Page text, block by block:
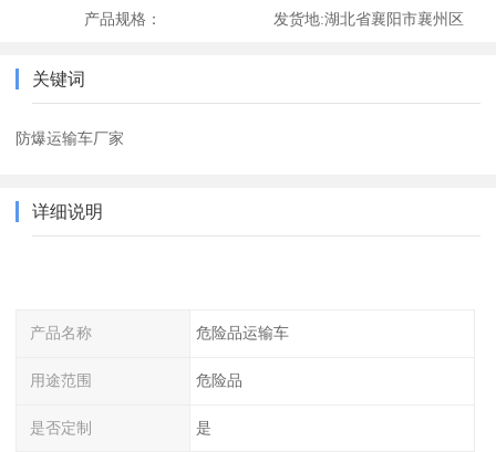
产品规格： 发货地:湖北省襄阳市襄州区
关键词
防爆运输车厂家
详细说明
产品名称 危险品运输车
用途范围 危险品
是否定制 是